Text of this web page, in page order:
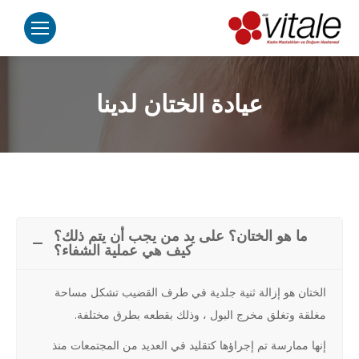
عيادة الختان لدينا
ما هو الختان؟ على يد من يجب أن يتم ذلك؟
كيف هي عملية الشفاء؟
الختان هو إزالة ثنية جلدية في طرف القضيب تشكل مساحة
مغلقة وتغلق مخرج البول ، وذلك بقطعه بطرق مختلفة.
إنها ممارسة تم إجراؤها كتقليد في العديد من المجتمعات منذ